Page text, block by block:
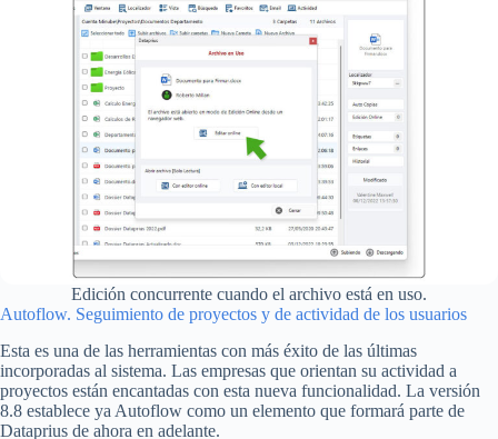
Edición concurrente cuando el archivo está en uso.
Autoflow. Seguimiento de proyectos y de actividad de los usuarios
Esta es una de las herramientas con más éxito de las últimas
incorporadas al sistema. Las empresas que orientan su actividad a
proyectos están encantadas con esta nueva funcionalidad. La versión
8.8 establece ya Autoflow como un elemento que formará parte de
Dataprius de ahora en adelante.